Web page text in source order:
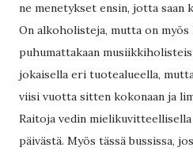
ne menetykset ensin, jotta saan
On alkoholisteja, mutta on myös
puhumattakaan
jokaisella eri tuotealueella,
viisi vuotta sitten kokonaan ja
Raitoja vedin
päivästä. Myös tässä bussissa,